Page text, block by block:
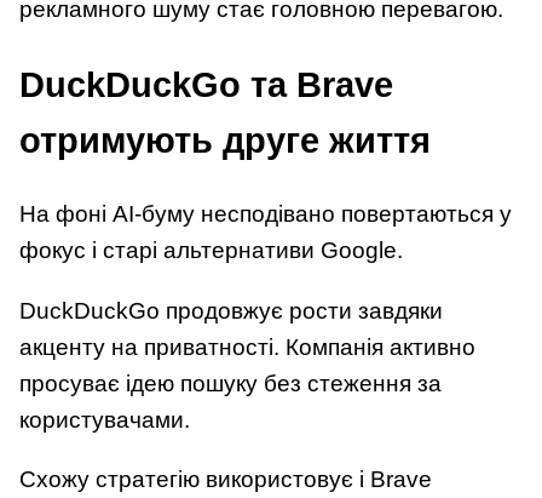
рекламного шуму стає головною перевагою.
DuckDuckGo та Brave
отримують друге життя
На фоні AI-буму несподівано повертаються у
фокус і старі альтернативи Google.
DuckDuckGo продовжує рости завдяки
акценту на приватності. Компанія активно
просуває ідею пошуку без стеження за
користувачами.
Схожу стратегію використовує і Brave